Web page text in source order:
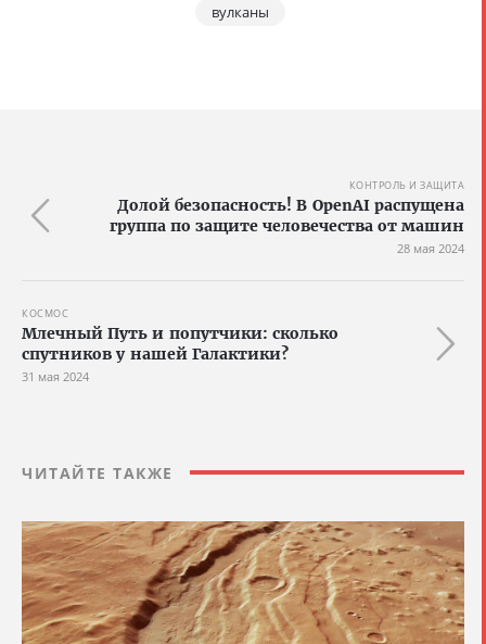
вулканы
КОНТРОЛЬ И ЗАЩИТА
Долой безопасность! В OpenAI распущена
группа по защите человечества от машин
28 мая 2024
КОСМОС
Млечный Путь и попутчики: сколько
спутников у нашей Галактики?
31 мая 2024
ЧИТАЙТЕ ТАКЖЕ